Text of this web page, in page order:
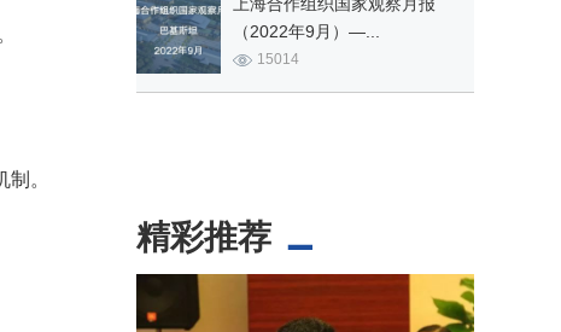
。
（2022年9月）—...
15014
精彩推荐